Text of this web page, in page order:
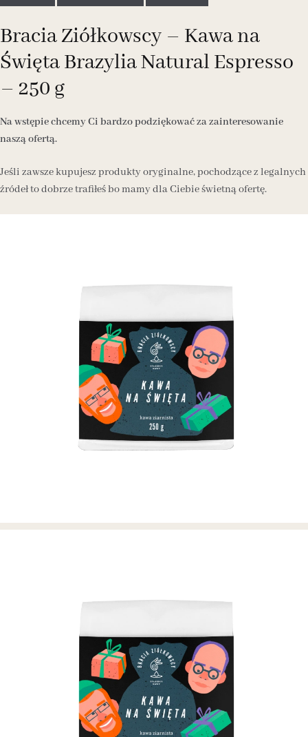
Bracia Ziółkowscy – Kawa na
Święta Brazylia Natural Espresso
– 250 g
Na wstępie chcemy Ci bardzo podziękować za zainteresowanie
naszą ofertą.
Jeśli zawsze kupujesz produkty oryginalne, pochodzące z legalnych
źródeł to dobrze trafiłeś bo mamy dla Ciebie świetną ofertę.